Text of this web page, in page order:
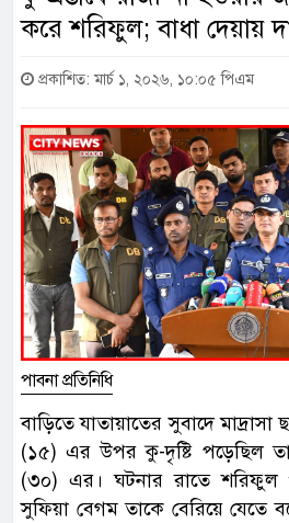
করে শরিফুল; বাধা দেয়ায়
প্রকাশিত: মার্চ ১, ২০২৬, ১০:০৫ পিএম
পাবনা প্রতিনিধি
বাড়িতে যাতায়াতের সুবাদে মাদ্রাসা
(১৫) এর উপর কু-দৃষ্টি পড়েছিল
(৩০) এর। ঘটনার রাতে শরিফুল
সুফিয়া বেগম তাকে বেরিয়ে যেতে